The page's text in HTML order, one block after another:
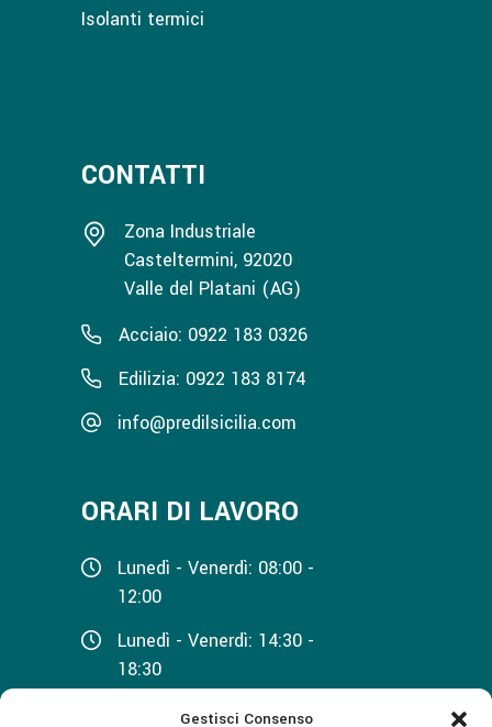
Gestisci Consenso
Isolanti termici
CONTATTI
Zona Industriale
Casteltermini, 92020
Valle del Platani (AG)
Acciaio: 0922 183 0326
Edilizia: 0922 183 8174
info@predilsicilia.com
ORARI DI LAVORO
Lunedì - Venerdì: 08:00 -
12:00
Lunedì - Venerdì: 14:30 -
18:30
Sabato: 08:00 - 12:00